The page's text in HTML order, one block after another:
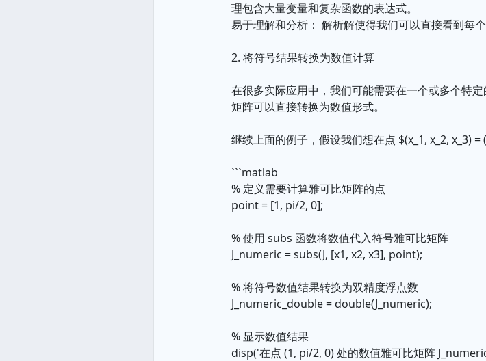
理包含大量变量和复杂函数的表达式。
易于理解和分析： 解析解使得我们可以直接看到每
2. 将符号结果转换为数值计算
在很多实际应用中，我们可能需要在一个或多个特
矩阵可以直接转换为数值形式。
继续上面的例子，假设我们想在点 $(x_1, x_2, x_3)
```matlab
% 定义需要计算雅可比矩阵的点
point = [1, pi/2, 0];
% 使用 subs 函数将数值代入符号雅可比矩阵
J_numeric = subs(J, [x1, x2, x3], point);
% 将符号数值结果转换为双精度浮点数
J_numeric_double = double(J_numeric);
% 显示数值结果
disp('在点 (1, pi/2, 0) 处的数值雅可比矩阵